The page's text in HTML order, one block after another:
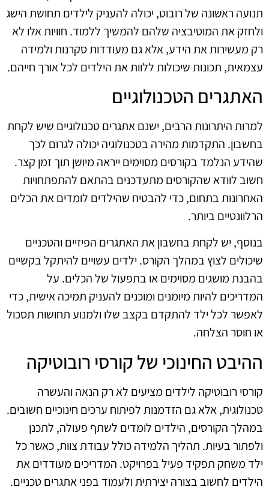
תנועה ראשונה של רובוט, יכולה להעניק לילדים תחושת הישג
ולחזק את המוטיבציה שלהם להמשיך ללמוד. חוויות אלו לא
רק מעשירות את הידע, אלא גם מעודדות סקרנות ולמידה
עצמאית, תכונות שיכולות ללוות את הילדים לכל אורך חייהם.
האתגרים הטכנולוגיים
למרות היתרונות הרבים, ישנם אתגרים טכנולוגיים שיש לקחת
בחשבון. התקדמות מהירה בטכנולוגיה יכולה לגרום לכך
שהידע הנלמד בקורסים מסוימים ייראה מיושן תוך זמן קצר.
חשוב לוודא שהקורסים מתעדכנים בהתאם להתפתחויות
האחרונות בתחום, כדי להבטיח שהילדים לומדים את הכלים
הרלוונטיים ביותר.
בנוסף, יש לקחת בחשבון את האתגרים הפיזיים והטכניים
שיכולים לצוץ במהלך הקורס. ילדים עשויים להיתקל בקשיים
בהבנת מושגים מסוימים או בתפעול של הכלים. על
המדריכים להיות מיומנים ומוכנים להעניק תמיכה אישית, כדי
לאפשר לכל ילד להתקדם בקצב שלו ולמנוע תחושות תסכול
או חוסר הצלחה.
ההיבט החינוכי של קורסי רובוטיקה
קורסי רובוטיקה לילדים מציעים לא רק הנאה והעשרה
טכנולוגית, אלא גם הזדמנות לפיתוח ערכים חינוכיים חשובים.
במהלך הקורסים, הילדים לומדים לשתף פעולה, לתכנן
ולפתור בעיות. תהליך הלמידה כולל עבודת צוות, כאשר כל
ילד משחק תפקיד פעיל בפרויקט. המדריכים מעודדים את
הילדים לחשוב בצורה יצירתית ולעמוד בפני אתגרים טכניים.